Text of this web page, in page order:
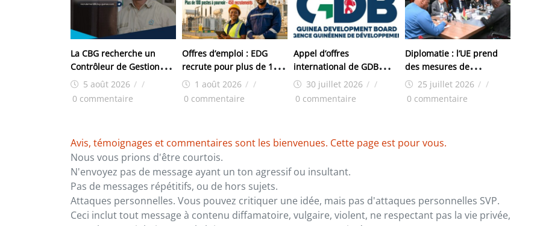
La CBG recherche un
Contrôleur de Gestion
(H/F) pour son site de
Kamsar
5 août 2026 / /
0 commentaire
Offres d’emploi : EDG
recrute pour plus de 150
postes1 août 2026 / /
0 commentaire
Appel d’offres
international de GDB
pour les travaux
d’aménagement de la
30 juillet 2026 / /
0 commentaire
Diplomatie : l’UE prend
des mesures de
restrictions contre la
Guinée : Conakry riposte
25 juillet 2026 / /
0 commentaire
Avis, témoignages et commentaires sont les bienvenues. Cette page est pour vous.
Nous vous prions d'être courtois.
N'envoyez pas de message ayant un ton agressif ou insultant.
Pas de messages répétitifs, ou de hors sujets.
Attaques personnelles. Vous pouvez critiquer une idée, mais pas d'attaques personnelles SVP.
Ceci inclut tout message à contenu diffamatoire, vulgaire, violent, ne respectant pas la vie privée,